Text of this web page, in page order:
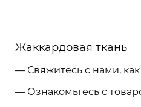
Жаккардовая ткань
— Свяжитесь с нами,
— Ознакомьтесь с